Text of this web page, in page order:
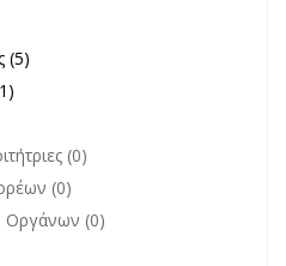
filter
(5)
filter
(0)
(0)
Οργάνων (0)